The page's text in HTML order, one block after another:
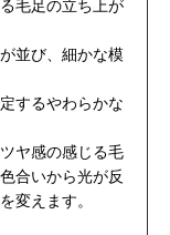
毛足の立ち上が
並び、細かな模
するやわらかな
ヤ感の感じる毛
合いから光が反
変えます。